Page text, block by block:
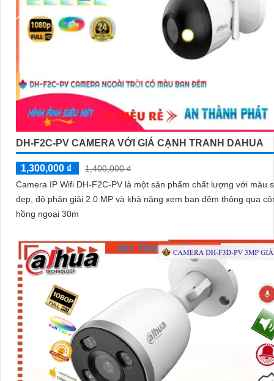
DH-F2C-PV CAMERA VỚI GIÁ CẠNH TRANH DAHUA
1,300,000 ₫
1,400,000 ₫
Camera IP Wifi DH-F2C-PV là một sản phẩm chất lượng với màu
đẹp, độ phân giải 2.0 MP và khả năng xem ban đêm thông qua
hồng ngoại 30m